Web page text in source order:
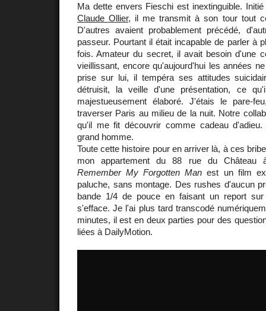
Ma dette envers Fieschi est inextinguible.
Claude Ollier, il me transmit à son tour tout
D'autres avaient probablement précédé,
passeur. Pourtant il était incapable de parler à
fois. Amateur du secret, il avait besoin d'une
vieillissant, encore qu'aujourd'hui les années
prise sur lui, il tempéra ses attitudes
détruisit, la veille d'une présentation, ce
majestueusement élaboré. J'étais le pare-
traverser Paris au milieu de la nuit. Notre
qu'il me fit découvrir comme cadeau
grand homme.
Toute cette histoire pour en arriver là, à ces
mon appartement du 88 rue du Château à
Remember My Forgotten Man est un film
paluche, sans montage. Des rushes d'aucun
bande 1/4 de pouce en faisant un report
s'efface. Je l'ai plus tard transcodé
minutes, il est en deux parties pour des
liées à DailyMotion.